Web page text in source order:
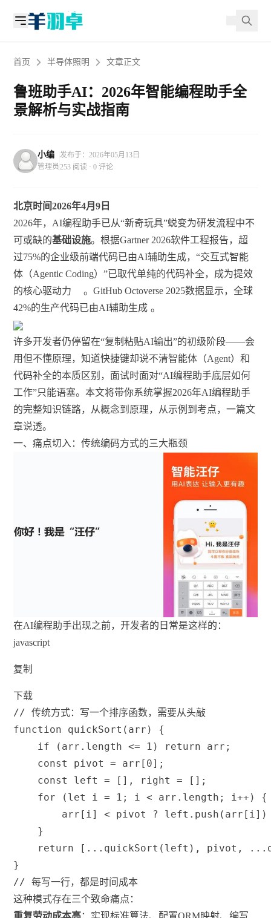
首页 半导体照明 文章正文
鲁班助手AI：2026年智能编程助手全
景解析与实战指南
小编
管理员
发布于：2026年05月13日
253 阅读 · 0 评论
北京时间2026年4月9日
2026年，AI编程助手已从“新奇玩具”蜕变为研发流程中不
可或缺的基础设施。根据Gartner 2026软件工程报告，超
过75%的企业级前端代码已由AI辅助生成，“交互式智能
体（Agentic Coding）”已取代单纯的代码补全，成为提效
的核心驱动力
。GitHub Octoverse 2025数据显示，全球
42%的生产代码已由AI辅助生成 。
许多开发者仍停留在“复制粘贴AI输出”的初级阶段——会
用但不懂原理，知道快捷键却说不清智能体（Agent）和
代码补全的本质区别，面试时面对“AI编程助手底层如何
工作”只能语塞。本文将带你系统掌握2026年AI编程助手
的完整知识链路，从概念到原理，从示例到考点，一篇文
章说透。
一、痛点切入：传统编码方式的三大瓶颈
在AI编程助手出现之前，开发者的日常是这样的：
javascript
复制
下载
// 传统方式：写一个排序函数，需要从头敲
function
quickSort ( arr )
{
if
( arr . length <= 1 ) return arr ;
const
pivot = arr [ 0] ;
const
left = [ ] , right = [ ] ;
for
( let i = 1 ; i < arr . length ; i++ )
{
        arr
[ i] < pivot ? left . push ( arr [ i] )
}
return
[ ... quickSort ( left ) , pivot , ...
}
// 每写一行，都是时间成本
这种模式存在三个致命痛点：
重复劳动成本高：实现标准算法、配置ORM映射、编写